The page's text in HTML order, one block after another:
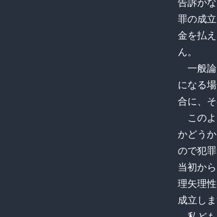
告訴が
罪の成
金を払
ん。
一般論
になる
合に、
このよ
かどう
ので犯
当初か
理矢理
成立し